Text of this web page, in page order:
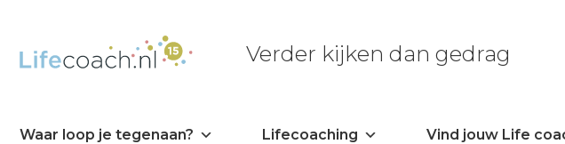
Verder kijken dan gedrag
Waar loop je tegenaan? Lifecoaching Vind jouw Life